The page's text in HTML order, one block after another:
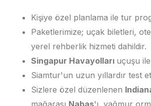
Kişiye özel planlama ile tur
Paketlerimize; uçak biletleri,
yerel rehberlik hizmeti dahildir.
Singapur Havayolları uçuşu
Siamtur'un uzun yıllardır test
Sizlere özel düzenlenen
mağarası Nabas'ı, yağmur